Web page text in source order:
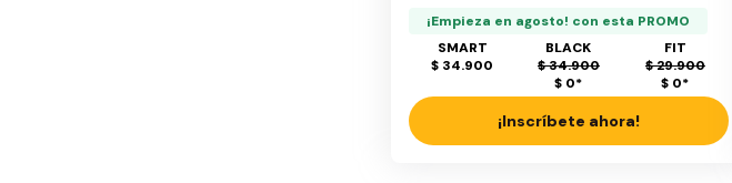
¡Empieza en agosto! con esta PROMO
SMART
$ 34.900
BLACK
$ 34.900
$ 0*
FIT
$ 29.900
$ 0*
¡Inscríbete ahora!